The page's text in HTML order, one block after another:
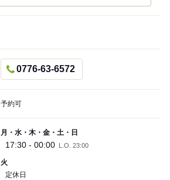
0776-63-6572
予約可
月・水・木・金・土・日
17:30 - 00:00 L.O. 23:00
火
定休日